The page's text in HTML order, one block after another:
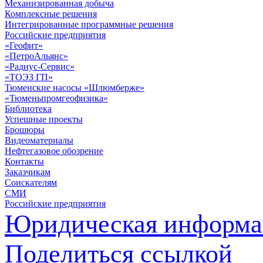
Механизированная добыча
Комплексные решения
Интегрированные программные решения
Российские предприятия
«Геофит»
«ПетроАльянс»
«Радиус-Сервис»
«ТОЭЗ ГП»
Тюменские насосы «Шлюмберже»
«Тюменьпромгеофизика»
Библиотека
Успешные проекты
Брошюры
Видеоматериалы
Нефтегазовое обозрение
Контакты
Заказчикам
Соискателям
СМИ
Российские предприятия
Юридическая
Поделиться ссылкой